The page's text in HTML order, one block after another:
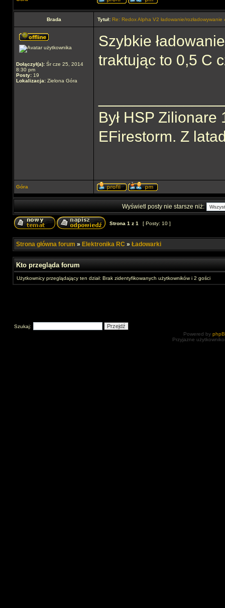
Brada Tytuł: Re: Redox Alpha V2 ładowanie/rozładowywanie
Dołączył(a): Śr cze 25, 2014
8:30 pm
Posty: 19
Lokalizacja: Zielona Góra
Szybkie
traktując to 0,5 C
Był HSP
EFirestorm. Z
Góra
Wyświetl posty nie starsze niż:
Strona 1 z 1 [ Posty: 10 ]
Strona główna forum » Elektronika RC » Ładowarki
Kto przegląda forum
Użytkownicy przeglądający ten dział: Brak zidentyfikowanych użytkowników i 2 gości
Szukaj:
Powered by
Przyjazne